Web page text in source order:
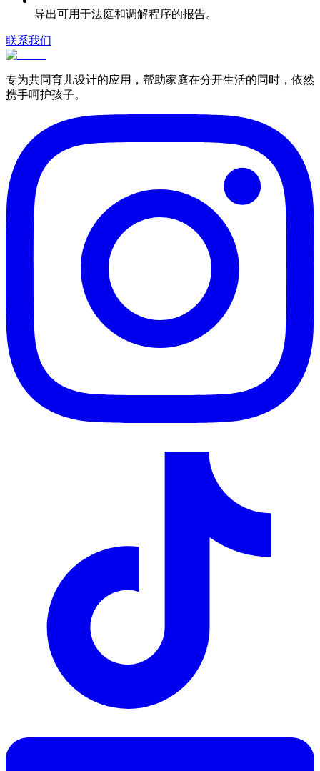
导出可用于法庭和调解程序的报告。
联系我们
专为共同育儿设计的应用，帮助家庭在分开生活的同时，依然
携手呵护孩子。